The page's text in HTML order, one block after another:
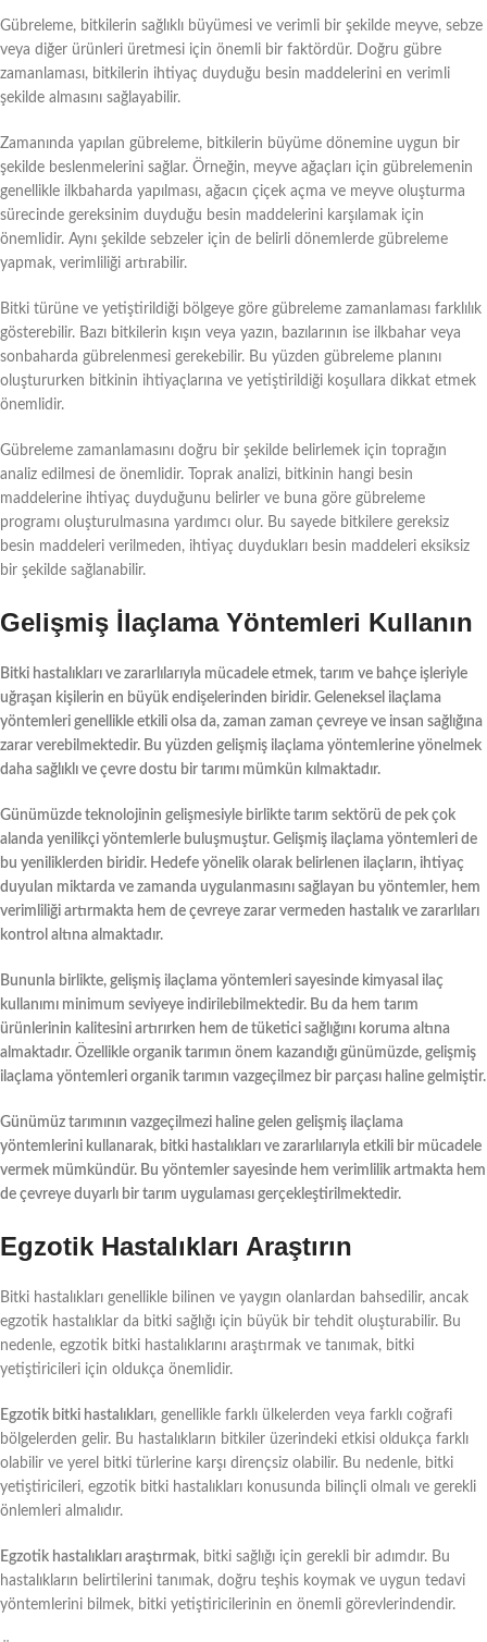
Gübreleme, bitkilerin sağlıklı büyümesi ve verimli bir şekilde meyve, sebze
veya diğer ürünleri üretmesi için önemli bir faktördür. Doğru gübre
zamanlaması, bitkilerin ihtiyaç duyduğu besin maddelerini en verimli
şekilde almasını sağlayabilir.
Zamanında yapılan gübreleme, bitkilerin büyüme dönemine uygun bir
şekilde beslenmelerini sağlar. Örneğin, meyve ağaçları için gübrelemenin
genellikle ilkbaharda yapılması, ağacın çiçek açma ve meyve oluşturma
sürecinde gereksinim duyduğu besin maddelerini karşılamak için
önemlidir. Aynı şekilde sebzeler için de belirli dönemlerde gübreleme
yapmak, verimliliği artırabilir.
Bitki türüne ve yetiştirildiği bölgeye göre gübreleme zamanlaması farklılık
gösterebilir. Bazı bitkilerin kışın veya yazın, bazılarının ise ilkbahar veya
sonbaharda gübrelenmesi gerekebilir. Bu yüzden gübreleme planını
oluştururken bitkinin ihtiyaçlarına ve yetiştirildiği koşullara dikkat etmek
önemlidir.
Gübreleme zamanlamasını doğru bir şekilde belirlemek için toprağın
analiz edilmesi de önemlidir. Toprak analizi, bitkinin hangi besin
maddelerine ihtiyaç duyduğunu belirler ve buna göre gübreleme
programı oluşturulmasına yardımcı olur. Bu sayede bitkilere gereksiz
besin maddeleri verilmeden, ihtiyaç duydukları besin maddeleri eksiksiz
bir şekilde sağlanabilir.
Gelişmiş İlaçlama Yöntemleri Kullanın
Bitki hastalıkları ve zararlılarıyla mücadele etmek, tarım ve bahçe işleriyle
uğraşan kişilerin en büyük endişelerinden biridir. Geleneksel ilaçlama
yöntemleri genellikle etkili olsa da, zaman zaman çevreye ve insan sağlığına
zarar verebilmektedir. Bu yüzden gelişmiş ilaçlama yöntemlerine yönelmek
daha sağlıklı ve çevre dostu bir tarımı mümkün kılmaktadır.
Günümüzde teknolojinin gelişmesiyle birlikte tarım sektörü de pek çok
alanda yenilikçi yöntemlerle buluşmuştur. Gelişmiş ilaçlama yöntemleri de
bu yeniliklerden biridir. Hedefe yönelik olarak belirlenen ilaçların, ihtiyaç
duyulan miktarda ve zamanda uygulanmasını sağlayan bu yöntemler, hem
verimliliği artırmakta hem de çevreye zarar vermeden hastalık ve zararlıları
kontrol altına almaktadır.
Bununla birlikte, gelişmiş ilaçlama yöntemleri sayesinde kimyasal ilaç
kullanımı minimum seviyeye indirilebilmektedir. Bu da hem tarım
ürünlerinin kalitesini artırırken hem de tüketici sağlığını koruma altına
almaktadır. Özellikle organik tarımın önem kazandığı günümüzde, gelişmiş
ilaçlama yöntemleri organik tarımın vazgeçilmez bir parçası haline gelmiştir.
Günümüz tarımının vazgeçilmezi haline gelen gelişmiş ilaçlama
yöntemlerini kullanarak, bitki hastalıkları ve zararlılarıyla etkili bir mücadele
vermek mümkündür. Bu yöntemler sayesinde hem verimlilik artmakta hem
de çevreye duyarlı bir tarım uygulaması gerçekleştirilmektedir.
Egzotik Hastalıkları Araştırın
Bitki hastalıkları genellikle bilinen ve yaygın olanlardan bahsedilir, ancak
egzotik hastalıklar da bitki sağlığı için büyük bir tehdit oluşturabilir. Bu
nedenle, egzotik bitki hastalıklarını araştırmak ve tanımak, bitki
yetiştiricileri için oldukça önemlidir.
Egzotik bitki hastalıkları, genellikle farklı ülkelerden veya farklı coğrafi
bölgelerden gelir. Bu hastalıkların bitkiler üzerindeki etkisi oldukça farklı
olabilir ve yerel bitki türlerine karşı dirençsiz olabilir. Bu nedenle, bitki
yetiştiricileri, egzotik bitki hastalıkları konusunda bilinçli olmalı ve gerekli
önlemleri almalıdır.
Egzotik hastalıkları araştırmak, bitki sağlığı için gerekli bir adımdır. Bu
hastalıkların belirtilerini tanımak, doğru teşhis koymak ve uygun tedavi
yöntemlerini bilmek, bitki yetiştiricilerinin en önemli görevlerindendir.